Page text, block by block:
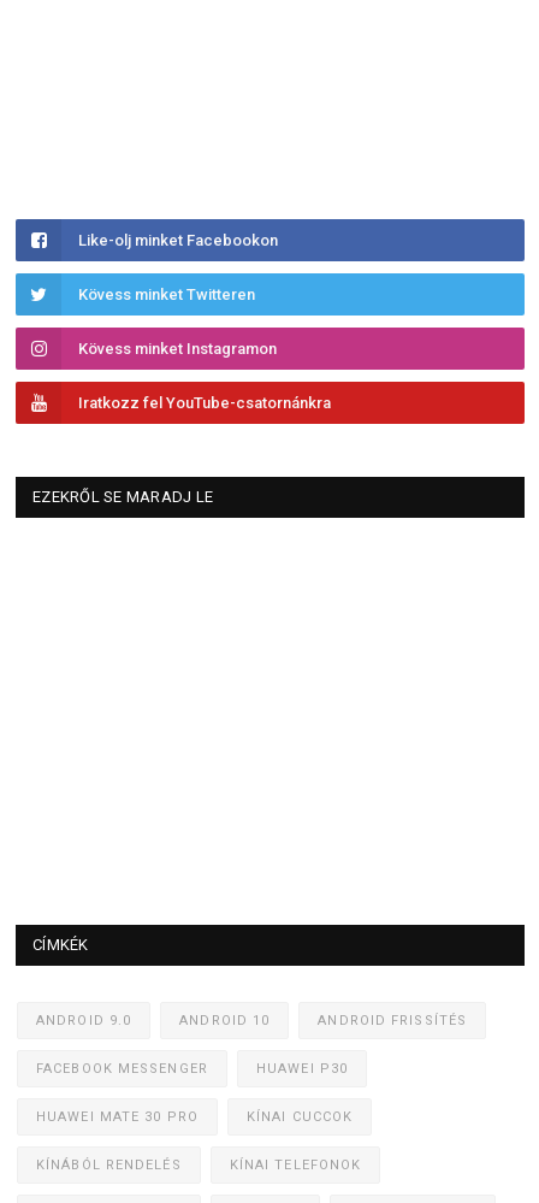
Like-olj minket Facebookon
Kövess minket Twitteren
Kövess minket Instagramon
Iratkozz fel YouTube-csatornánkra
EZEKRŐL SE MARADJ LE
CÍMKÉK
ANDROID 9.0 ANDROID 10 ANDROID FRISSÍTÉS
FACEBOOK MESSENGER HUAWEI P30
HUAWEI MATE 30 PRO KÍNAI CUCCOK
KÍNÁBÓL RENDELÉS KÍNAI TELEFONOK